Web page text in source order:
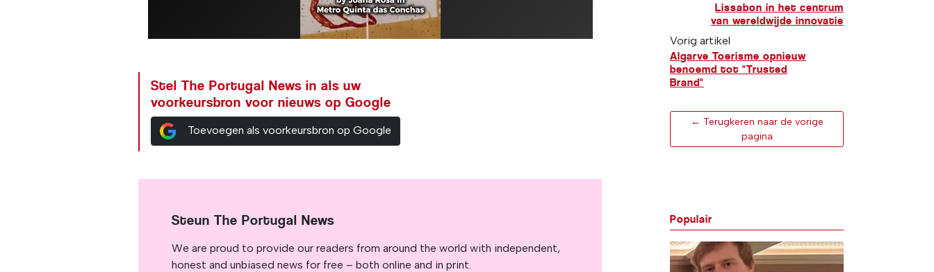
Stel The Portugal News in als uw
voorkeursbron voor nieuws op Google
Toevoegen als voorkeursbron op Google
Lissabon in het centrum
van wereldwijde innovatie
Vorig artikel
Algarve Toerisme opnieuw
benoemd tot "Trusted
Brand"
← Terugkeren naar de vorige
pagina
Steun The Portugal News
We are proud to provide our readers from around the world with independent,
honest and unbiased news for free – both online and in print.
Populair